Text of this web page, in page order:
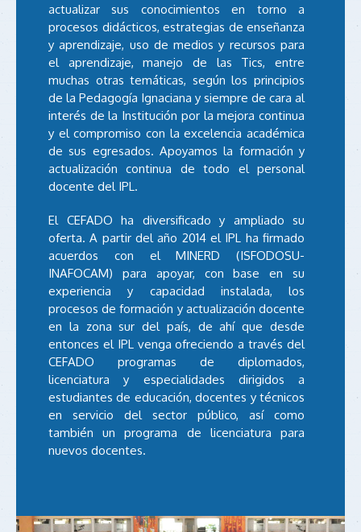
actualizar sus conocimientos en torno a
procesos didácticos, estrategias de enseñanza
y aprendizaje, uso de medios y recursos para
el aprendizaje, manejo de las Tics, entre
muchas otras temáticas, según los principios
de la Pedagogía Ignaciana y siempre de cara al
interés de la Institución por la mejora continua
y el compromiso con la excelencia académica
de sus egresados. Apoyamos la formación y
actualización continua de todo el personal
docente del IPL.
El CEFADO ha diversificado y ampliado su
oferta. A partir del año 2014 el IPL ha firmado
acuerdos con el MINERD (ISFODOSU-
INAFOCAM) para apoyar, con base en su
experiencia y capacidad instalada, los
procesos de formación y actualización docente
en la zona sur del país, de ahí que desde
entonces el IPL venga ofreciendo a través del
CEFADO programas de diplomados,
licenciatura y especialidades dirigidos a
estudiantes de educación, docentes y técnicos
en servicio del sector público, así como
también un programa de licenciatura para
nuevos docentes.